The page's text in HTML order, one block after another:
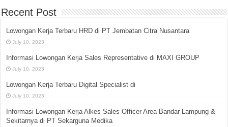
Recent Post
Lowongan Kerja Terbaru HRD di PT Jembatan Citra Nusantara
July 10, 2023
Informasi Lowongan Kerja Sales Representative di MAXI GROUP
July 10, 2023
Lowongan Kerja Terbaru Digital Specialist di
July 10, 2023
Informasi Lowongan Kerja Alkes Sales Officer Area Bandar Lampung &
Sekitarnya di PT Sekarguna Medika